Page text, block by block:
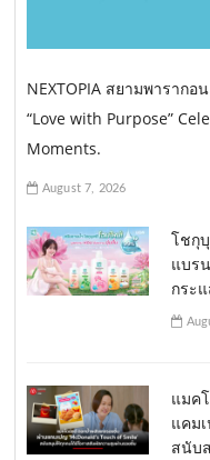
NEXTOPIA สยามพาราก
“Love with Purpose”
Moments.
August 7, 2026
โชกุ
แบร
กระ
แมค
แคม
สนับ